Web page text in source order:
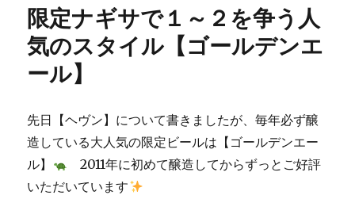
ス
ト
な
お
つ
ま
限定ナギサで１～２を争う人
気のスタイル【ゴールデンエ
ール】
先日【ヘヴン】について書きましたが、毎年必ず醸
造している大人気の限定ビールは【ゴールデンエー
ル】
2011年に初めて醸造してからずっとご好評
いただいています